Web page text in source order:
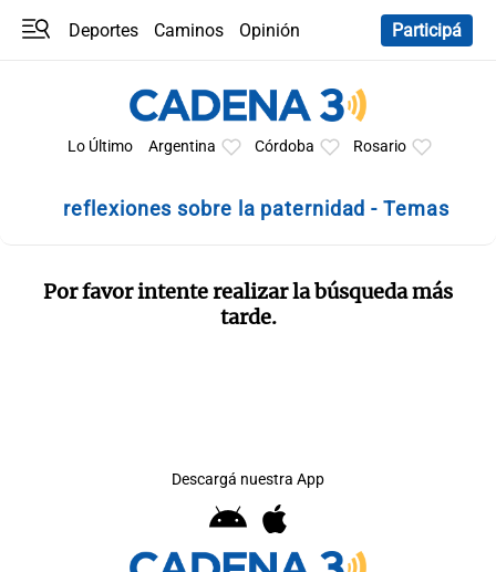
Deportes Caminos
Opinión
Participá
Lo Último Argentina Córdoba Rosario
reflexiones sobre la paternidad - Temas
Por favor intente realizar la búsqueda más
tarde.
Descargá nuestra App